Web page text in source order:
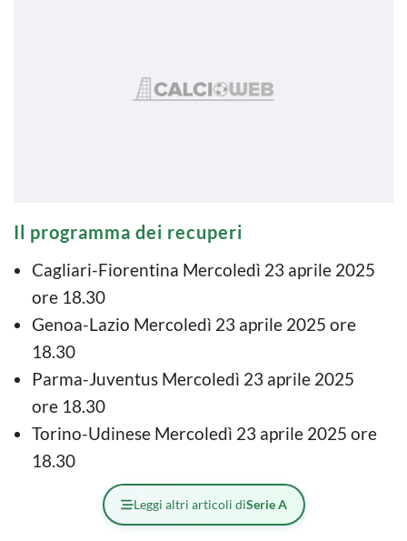
Il programma dei recuperi
Cagliari-Fiorentina Mercoledì 23 aprile 2025
ore 18.30
Genoa-Lazio Mercoledì 23 aprile 2025 ore
18.30
Parma-Juventus Mercoledì 23 aprile 2025
ore 18.30
Torino-Udinese Mercoledì 23 aprile 2025 ore
18.30
Leggi altri articoli diSerie A